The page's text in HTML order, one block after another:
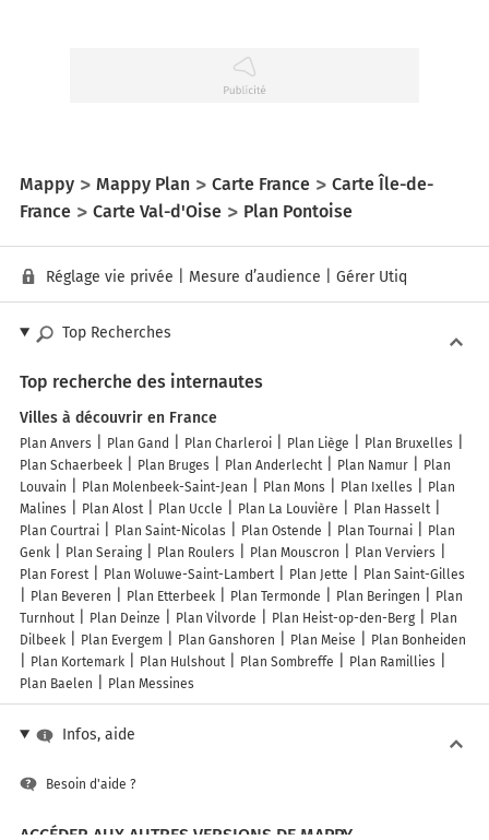
impressionnistes.  Pontoise accueille également l'un des plus
importantes citées judiciaires de l'hexagone.
Mappy Mappy Plan Carte France
Carte Île-de-
France
Carte Val-d'Oise Plan Pontoise
Réglage vie privée Mesure d’audience Gérer Utiq
Top Recherches
Top recherche des internautes
Villes à découvrir en France
Plan Anvers Plan Gand Plan Charleroi Plan Liège
Plan Bruxelles
Plan Schaerbeek
Plan Bruges Plan Anderlecht Plan Namur
Plan
Louvain
Plan Molenbeek-Saint-Jean Plan Mons Plan Ixelles
Plan
Malines
Plan Alost Plan Uccle Plan La Louvière
Plan Hasselt
Plan Courtrai
Plan Saint-Nicolas Plan Ostende Plan Tournai
Plan
Genk
Plan Seraing Plan Roulers Plan Mouscron
Plan Verviers
Plan Forest
Plan Woluwe-Saint-Lambert Plan Jette
Plan Saint-Gilles
Plan Beveren
Plan Etterbeek Plan Termonde Plan Beringen
Plan
Turnhout
Plan Deinze Plan Vilvorde Plan Heist-op-den-Berg
Plan
Dilbeek
Plan Evergem Plan Ganshoren Plan Meise
Plan Bonheiden
Plan Kortemark
Plan Hulshout Plan Sombreffe
Plan Ramillies
Plan Baelen
Plan Messines
Infos, aide
Besoin d'aide ?
ACCÉDER AUX AUTRES VERSIONS DE MAPPY